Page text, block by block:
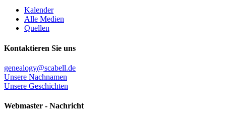
Kalender
Alle Medien
Quellen
Kontaktieren Sie uns
genealogy@scabell.de
Unsere Nachnamen
Unsere Geschichten
Webmaster - Nachricht